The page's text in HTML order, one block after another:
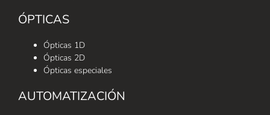
ÓPTICAS
Ópticas 1D
Ópticas 2D
Ópticas especiales
AUTOMATIZACIÓN